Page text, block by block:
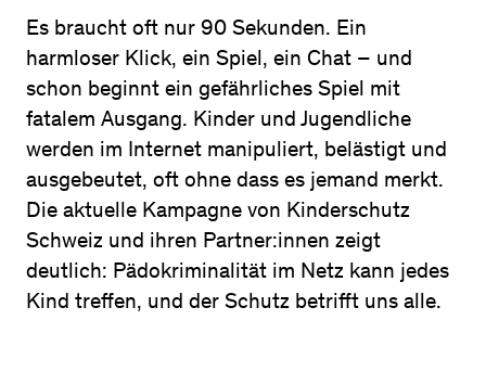
Es braucht oft nur 90 Sekunden. Ein
harmloser Klick, ein Spiel, ein Chat – und
schon beginnt ein gefährliches Spiel mit
fatalem Ausgang. Kinder und Jugendliche
werden im Internet manipuliert, belästigt und
ausgebeutet, oft ohne dass es jemand merkt.
Die aktuelle Kampagne von Kinderschutz
Schweiz und ihren Partner:innen zeigt
deutlich: Pädokriminalität im Netz kann jedes
Kind treffen, und der Schutz betrifft uns alle.